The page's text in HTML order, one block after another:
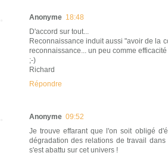
Anonyme 18:48
D'accord sur tout...
Reconnaissance induit aussi "avoir de la
reconnaissance... un peu comme
;-)
Richard
Répondre
Anonyme 09:52
Je trouve effarant que l'on soit obligé
dégradation des relations de travail
s'est abattu sur cet univers !